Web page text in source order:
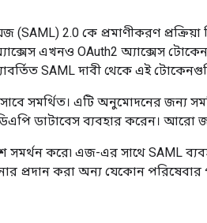
2.0 কে প্রমাণীকরণ প্রক্রিয়া
এখনও OAuth2 অ্যাক্সেস
SAML দাবী থেকে এই
সমর্থিত। এটি অনুমোদনের
ডাটাবেস ব্যবহার করেন। আরো
করে৷ এজ-এর সাথে SAML
প্রদান করা অন্য যেকোন পরিষেবার